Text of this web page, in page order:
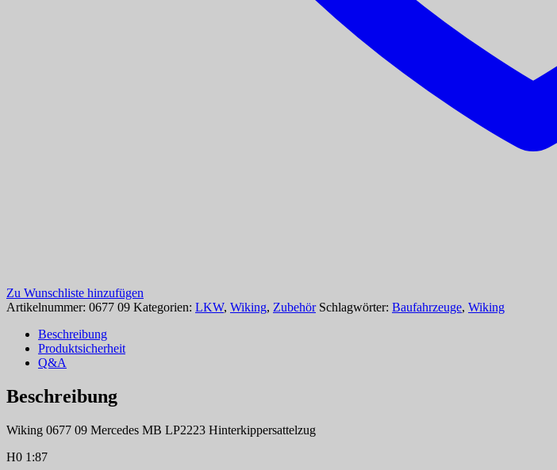
Zu Wunschliste hinzufügen
Artikelnummer: 0677 09 Kategorien: LKW, Wiking, Zubehör Schlagwörter: Baufahrzeuge, Wiking
Beschreibung
Produktsicherheit
Q&A
Beschreibung
Wiking 0677 09 Mercedes MB LP2223 Hinterkippersattelzug
H0 1:87